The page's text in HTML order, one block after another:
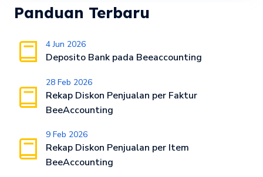
Panduan Terbaru
4 Jun 2026
Deposito Bank pada Beeaccounting
28 Feb 2026
Rekap Diskon Penjualan per Faktur
BeeAccounting
9 Feb 2026
Rekap Diskon Penjualan per Item
BeeAccounting